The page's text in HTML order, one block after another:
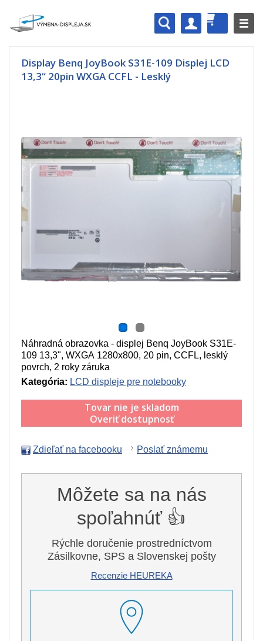
Display Benq JoyBook S31E-109 Displej LCD
13,3“ 20pin WXGA CCFL - Lesklý
Náhradná obrazovka - displej Benq JoyBook S31E-
109 13,3", WXGA 1280x800, 20 pin, CCFL, lesklý
povrch, 2 roky záruka
Kategória: LCD displeje pre notebooky
Tovar nie je skladom
Overiť dostupnosť
Zdieľať na facebooku Poslať známemu
Môžete sa na nás
spoľahnúť 👍
Rýchle doručenie prostredníctvom
Zásilkovne, SPS a Slovenskej pošty
Recenzie HEUREKA